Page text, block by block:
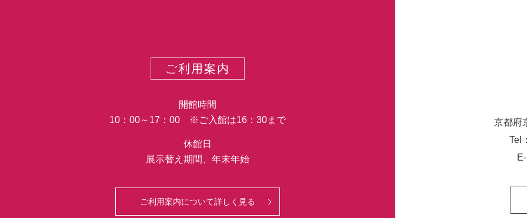
ご利用案内
開館時間
10：00～17：00 ※ご入館は16：30まで
休館日
展示替え期間、年末年始
ご利用案内について詳しく見る
京都府
Tel